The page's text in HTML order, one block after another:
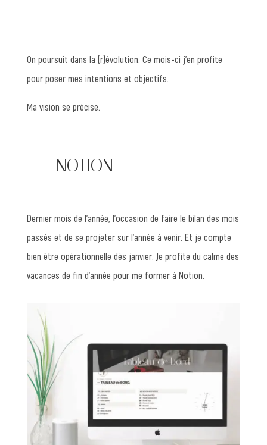
On poursuit dans la (r)évolution. Ce mois-ci j’en profite
pour poser mes intentions et objectifs.
Ma vision se précise.
—— NOTION
Dernier mois de l’année, l’occasion de faire le bilan des mois
passés et de se projeter sur l’année à venir. Et je compte
bien être opérationnelle dès janvier. Je profite du calme des
vacances de fin d’année pour me former à Notion.